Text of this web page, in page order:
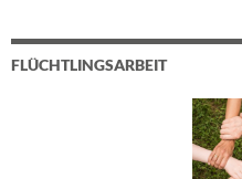
FLÜCHTLINGSARBEIT